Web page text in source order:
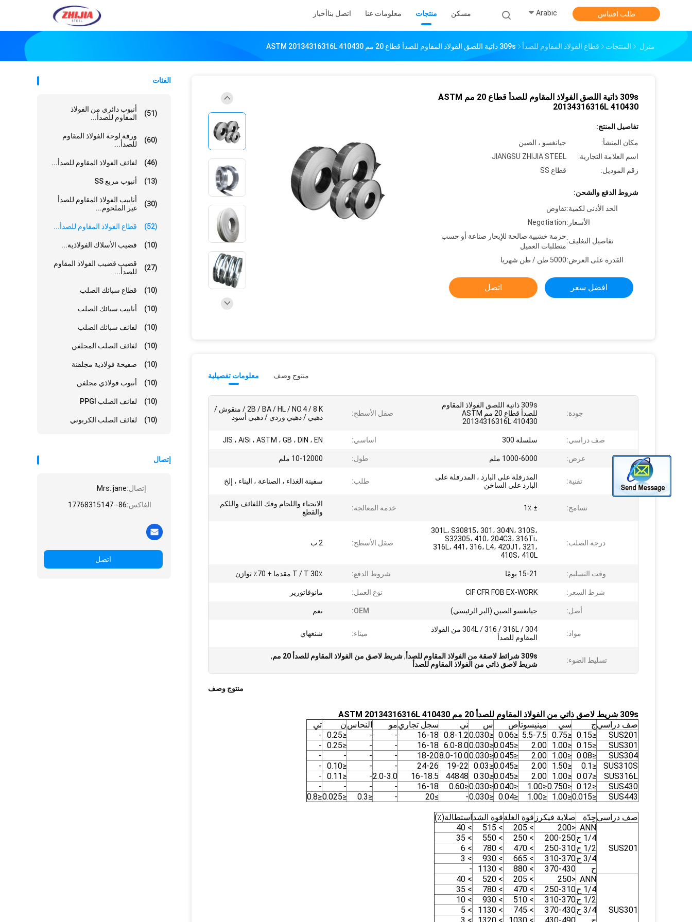
مسكن منتجات معلومات عنا اتصل بناأخبار Arabic طلب اقتباس
منزل المنتجات قطاع الفولاذ المقاوم للصدأ 309s ذاتية اللصق الفولاذ المقاوم للصدأ قطاع 20 مم ASTM 20134316316L 410430
الفئات
أنبوب دائري من الفولاذ
المقاوم للصدأ...
(51)
ورقة لوحة الفولاذ المقاوم
للصدأ...
(60)
لفائف الفولاذ المقاوم للصدأ... (46)
أنبوب مربع SS (13)
أنابيب الفولاذ المقاوم للصدأ
غير الملحوم...
(30)
قطاع الفولاذ المقاوم للصدأ... (52)
قضيب الأسلاك الفولاذية... (10)
قضيب قضيب الفولاذ المقاوم
للصدأ...
(27)
قطاع سبائك الصلب (10)
أنابيب سبائك الصلب (10)
لفائف سبائك الصلب (10)
لفائف الصلب المجلفن (10)
صفيحة فولاذية مجلفنة (10)
أنبوب فولاذي مجلفن (10)
لفائف الصلب PPGI (10)
لفائف الصلب الكربوني (10)
إتصال
إتصال:Mrs. jane
الفاكس:86--17768315147
اتصل
309s ذاتية اللصق الفولاذ المقاوم للصدأ قطاع 20 مم ASTM
20134316316L 410430
تفاصيل المنتج:
مكان المنشأ:
جيانغسو ، الصين
اسم العلامة التجارية:
JIANGSU ZHIJIA STEEL
رقم الموديل:
قطاع SS
شروط الدفع والشحن:
الحد الأدنى لكمية:تفاوض
الأسعار:Negotiation
تفاصيل التغليف:
حزمة خشبية صالحة للإبحار صناعة أو حسب
متطلبات العميل
القدرة على العرض:5000 طن / طن شهريا
افضل سعر اتصل
معلومات تفصيلية منتوج وصف
جودة:
309s ذاتية اللصق الفولاذ المقاوم
للصدأ قطاع 20 مم ASTM
20134316316L 410430
صقل الأسطح:
2B / BA / HL / NO.4 / 8 K / منقوش /
ذهبي / ذهبي وردي / ذهبي أسود
صف دراسي: سلسلة 300 اساسي: JIS ، AiSi ، ASTM ، GB ، DIN ، EN
عرض: 1000-6000 ملم طول: 10-12000 ملم
تقنية:
المدرفلة على البارد ، المدرفلة على
البارد على الساخن
طلب: سفينة الغذاء ، الصناعة ، البناء ، إلخ
تسامح: ± 1٪ خدمة المعالجة:
الانحناء واللحام وفك اللفائف واللكم
والقطع
درجة الصلب:
301L، S30815، 301، 304N، 310S،
S32305، 410، 204C3، 316Ti،
316L، 441، 316، L4، 420J1، 321،
410S، 410L
صقل الأسطح: 2 ب
وقت التسليم: 15-21 يومًا شروط الدفع: 30٪ T / T مقدما + 70٪ توازن
شرط السعر: CIF CFR FOB EX-WORK نوع العمل: مانوفاتورير
أصل: جيانغسو الصين (البر الرئيسي) OEM: نعم
مواد:
304 / 304L / 316 / 316L من الفولاذ
المقاوم للصدأ
ميناء: شنغهاي
تسليط الضوء: 309s شرائط لاصقة من الفولاذ المقاوم للصدأ ,شريط لاصق من الفولاذ المقاوم للصدأ 20 مم
,
شريط لاصق ذاتي من الفولاذ المقاوم للصدأ
منتوج وصف
309s شريط لاصق ذاتي من الفولاذ المقاوم للصدأ 20 مم ASTM 20134316316L 410430
صف دراسيج سي مينيسوتاص س ني سجل تجاريمو النحاسن
تي
SUS201
≤0.15
≤0.75
5.5-7.5
≤0.06
≤0.030
0.8-1.2
16-18
-
-
≤0.25
-
SUS301
≤0.15
≤1.00
2.00
≤0.045
≤0.030
6.0-8.0
16-18
-
-
≤0.25
-
SUS304
≤0.08
≤1.00
2.00
≤0.045
≤0.030
8.0-10.0
18-20
-
-
-
-
SUS310S
≤0.1
≤1.50
2.00
≤0.045
≤0.03
19-22
24-26
-
-
≤0.10
-
SUS316L
≤0.07
≤1.00
2.00
≤0.045
≤0.30
44848
16-18.5
2.0-3.0
-
≤0.11
-
SUS430
≤0.12
≤0.750
≤1.00
≤0.040
≤0.030
≤0.60
16-18
-
-
-
-
SUS443
≤0.015
≤1.00
≤1.00
≤0.04
≤0.030
-
≥20
-
≤0.3
≤0.025
≤0.8
صف دراسيحِدّة صلابة فيكرز قوة الغلةقوة الشداستطالة(٪)
SUS201
ANN
<200
> 205
> 515
> 40
1/4 ح
200-250
> 250
> 550
> 35
1/2 ح
250-310
> 470
> 780
> 6
3/4 ح
310-370
> 665
> 930
> 3
ح
370-430
> 880
> 1130
-
SUS301
ANN
<250
> 205
> 520
> 40
1/4 ح
250-310
> 470
> 780
> 35
1/2 ح
310-370
> 510
> 930
> 10
3/4 ح
370-430
> 745
> 1130
> 5